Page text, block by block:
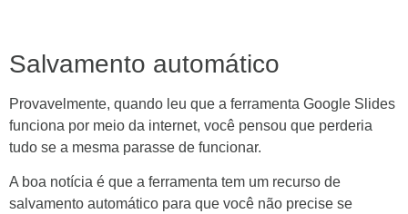
Salvamento automático
Provavelmente, quando leu que a ferramenta Google Slides
funciona por meio da internet, você pensou que perderia
tudo se a mesma parasse de funcionar.
A boa notícia é que a ferramenta tem um recurso de
salvamento automático para que você não precise se